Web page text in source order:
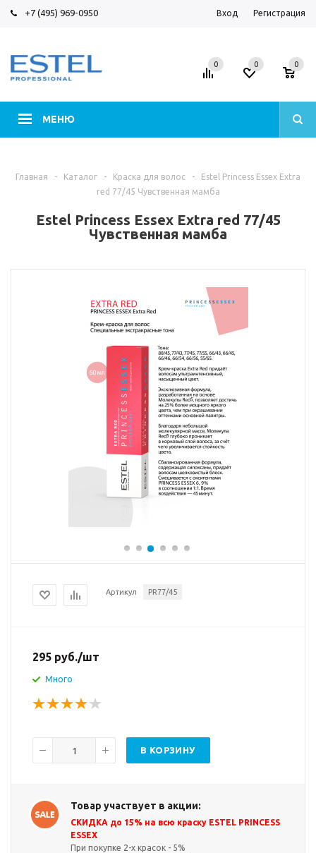
+7 (495) 969-0950 Вход Регистрация
МЕНЮ
0 0 0
Главная - Каталог - Краска для волос -
Estel Princess Essex Extra
red 77/45 Чувственная мамба
Estel Princess Essex Extra red 77/45
Чувственная мамба
Артикул PR77/45
295 руб./шт
Много
В КОРЗИНУ
Товар участвует в акции:
СКИДКА до 15% на всю краску ESTEL PRINCESS
ESSEX
При покупке 2-х красок - 5%